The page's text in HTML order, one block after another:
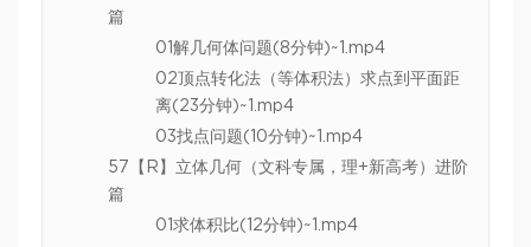
篇
01解几何体问题(8分钟)~1.mp4
02顶点转化法（等体积法）求点到平面距
离(23分钟)~1.mp4
03找点问题(10分钟)~1.mp4
57【R】立体几何（文科专属，理+新高考）进阶
篇
01求体积比(12分钟)~1.mp4